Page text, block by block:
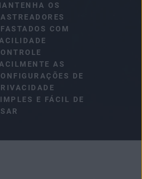
OS
COM
AS
DE
E FÁCIL DE